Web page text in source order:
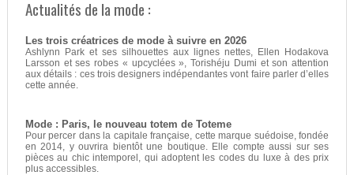
Actualités de la mode :
Les trois créatrices de mode à suivre en 2026
Ashlynn Park et ses silhouettes aux lignes nettes, Ellen Hodakova
Larsson et ses robes « upcyclées », Torishéju Dumi et son attention
aux détails : ces trois designers indépendantes vont faire parler d’elles
cette année.
Mode : Paris, le nouveau totem de Toteme
Pour percer dans la capitale française, cette marque suédoise, fondée
en 2014, y ouvrira bientôt une boutique. Elle compte aussi sur ses
pièces au chic intemporel, qui adoptent les codes du luxe à des prix
plus accessibles.